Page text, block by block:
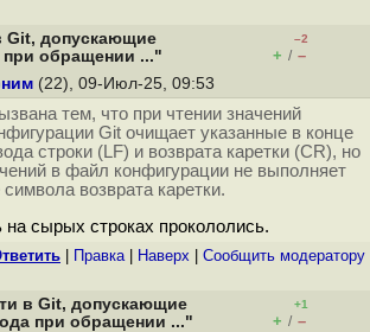
Git, допускающие
обращении ..."
–2
+ / –
(22), 09-Июл-25, 09:53
тем, что при чтении значений
Git очищает указанные в конце
строки (LF) и возврата каретки (CR), но
в файл конфигурации не выполняет
возврата каретки.
сырых строках прокололись.
Правка| Наверх Cообщить модератору
в Git, допускающие
при обращении ..."
+1
+ / –